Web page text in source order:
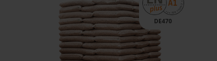
DE470